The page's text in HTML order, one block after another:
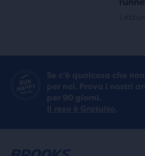
Se c’è qualcosa che
per noi. Prova i nostri
per 90 giorni.
Il reso è Gratuito.